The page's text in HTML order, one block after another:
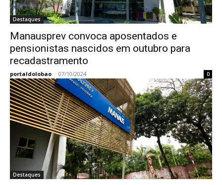
Destaques
Manausprev convoca aposentados e
pensionistas nascidos em outubro para
recadastramento
portaldolobao - 07/10/2024 0
Destaques